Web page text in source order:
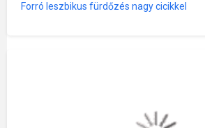
Forró leszbikus fürdőzés nagy cicikkel